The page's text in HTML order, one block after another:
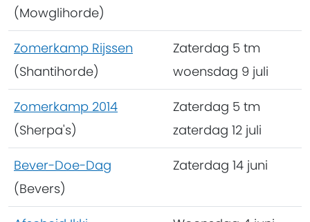
(Mowglihorde)
Zomerkamp Rijssen
(Shantihorde)
Zaterdag 5 tm
woensdag 9 juli
Zomerkamp 2014
(Sherpa's)
Zaterdag 5 tm
zaterdag 12 juli
Bever-Doe-Dag
(Bevers)
Zaterdag 14 juni